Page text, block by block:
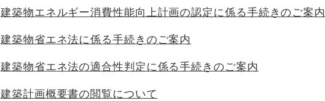
建築物エネルギー消費性能向上計画の認定に係る手続きのご案内
建築物省エネ法に係る手続きのご案内
建築物省エネ法の適合性判定に係る手続きのご案内
建築計画概要書の閲覧について